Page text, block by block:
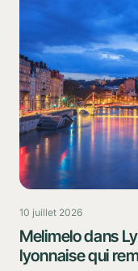
10 juillet 2026
Melimelo dans
lyonnaise qui